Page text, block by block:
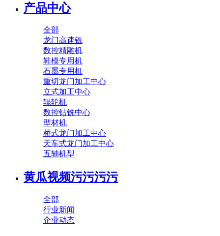
产品中心
全部
龙门高速铣
数控精雕机
鞋模专用机
石墨专用机
重切龙门加工中心
立式加工中心
辊轮机
数控钻铣中心
型材机
桥式龙门加工中心
天车式龙门加工中心
五轴机型
黄瓜视频污污污污
全部
行业新闻
企业动态